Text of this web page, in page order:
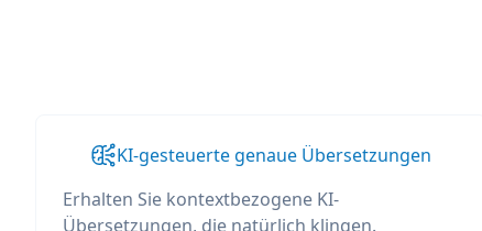
KI-gesteuerte genaue Übersetzungen
Erhalten Sie kontextbezogene KI-
Übersetzungen, die natürlich klingen.